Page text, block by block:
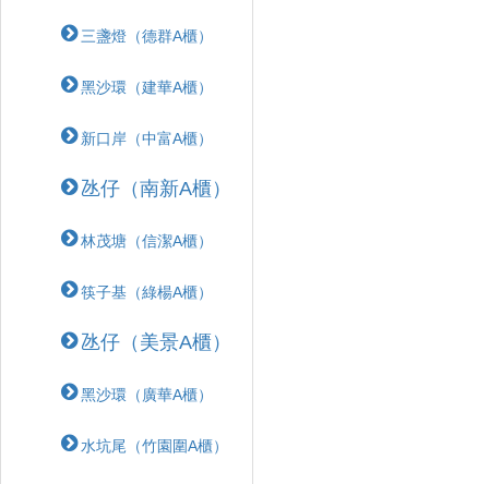
三盞燈（德群A櫃）
黑沙環（建華A櫃）
新口岸（中富A櫃）
氹仔（南新A櫃）
林茂塘（信潔A櫃）
筷子基（綠楊A櫃）
氹仔（美景A櫃）
黑沙環（廣華A櫃）
水坑尾（竹園圍A櫃）